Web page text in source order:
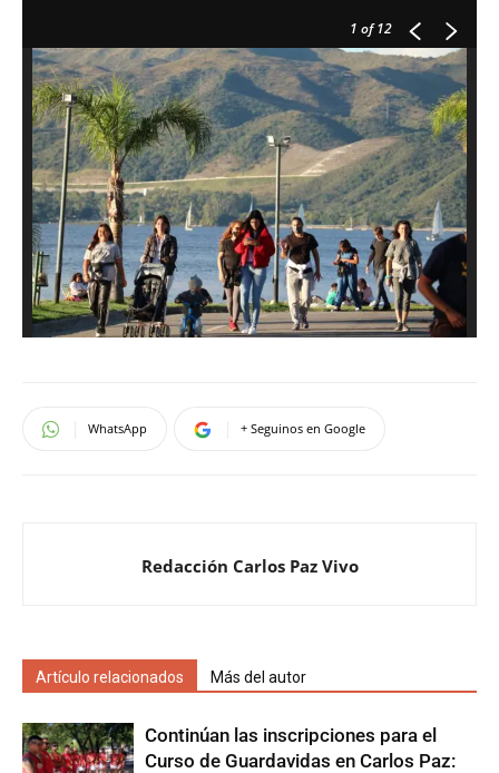
1 of 12
WhatsApp + Seguinos en Google
Redacción Carlos Paz Vivo
Artículo relacionados Más del autor
Continúan las inscripciones para el
Curso de Guardavidas en Carlos Paz: